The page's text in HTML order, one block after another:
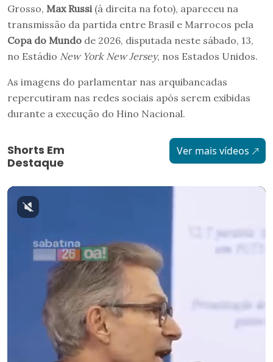
Grosso, Max Russi (à direita na foto), apareceu na
transmissão da partida entre Brasil e Marrocos pela
Copa do Mundo de 2026, disputada neste sábado, 13,
no Estádio New York New Jersey, nos Estados Unidos.
As imagens do parlamentar nas arquibancadas
repercutiram nas redes sociais após serem exibidas
durante a execução do Hino Nacional.
Shorts Em
Destaque
Ver mais vídeos